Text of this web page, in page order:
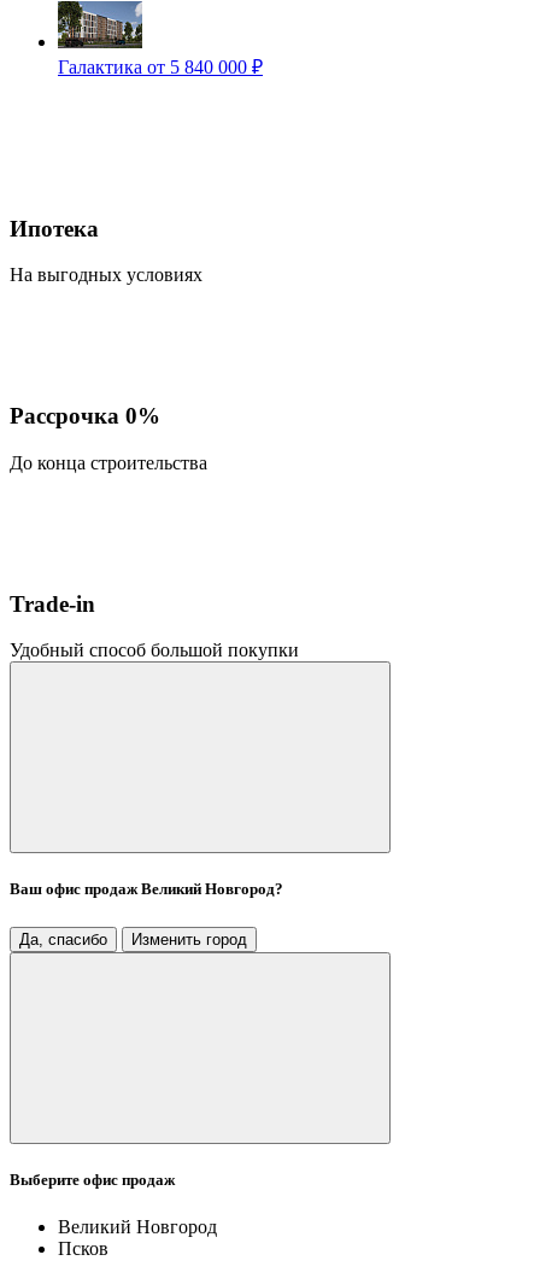
Галактика от 5 840 000 ₽
Ипотека
На выгодных условиях
Рассрочка 0%
До конца строительства
Trade-in
Удобный способ большой покупки
Ваш офис продажВеликий Новгород?
Да, спасибо Изменить город
Выберите офис продаж
Великий Новгород
Псков